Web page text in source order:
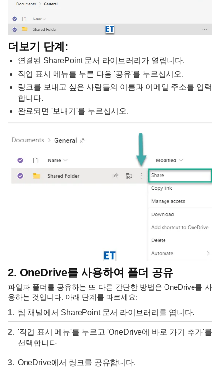
더보기 단계:
연결된 SharePoint 문서 라이브러리가 열립니다.
작업 표시 메뉴를 누른 다음 '공유'를 누르십시오.
링크를 보내고 싶은 사람들의 이름과 이메일 주소를 입력
합니다.
완료되면 '보내기'를 누르십시오.
2. OneDrive를 사용하여 폴더 공유
파일과 폴더를 공유하는 또 다른 간단한 방법은 OneDrive를 사
용하는 것입니다. 아래 단계를 따르세요:
팀 채널에서 SharePoint 문서 라이브러리를 엽니다.
'작업 표시 메뉴'를 누르고 'OneDrive에 바로 가기 추가'를
선택합니다.
OneDrive에서 링크를 공유합니다.